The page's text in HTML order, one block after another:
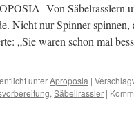
Von Säbelrasslern
Nicht nur Spinner spinnen,
„Sie waren schon mal
unterAproposia |
, Säbellrassler |